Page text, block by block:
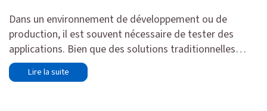
Dans un environnement de développement ou de
production, il est souvent nécessaire de tester des
applications. Bien que des solutions traditionnelles
commeKVMouQEMU
complexes et longues à configurer. C'est là qu'
Lire la suite